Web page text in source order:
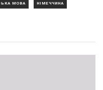
МОВА НІМЕЧЧИНА